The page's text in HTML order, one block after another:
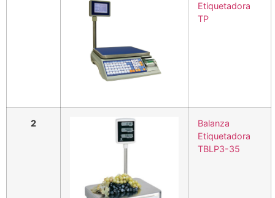
Etiquetadora
TP
2
Balanza
Etiquetadora
TBLP3-35